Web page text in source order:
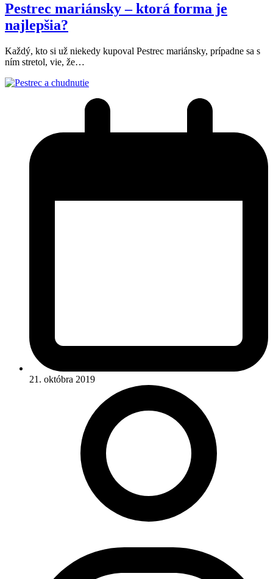
Pestrec mariánsky – ktorá forma je
najlepšia?
Každý, kto si už niekedy kupoval Pestrec mariánsky, prípadne sa s
ním stretol, vie, že…
21. októbra 2019